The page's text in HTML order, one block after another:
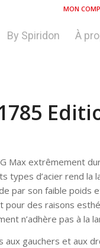
MON
By Spiridon À
Max extrêmement
types d’acier rend la
par son faible poids
pour des raisons
n’adhère pas à la
aux gauchers et aux